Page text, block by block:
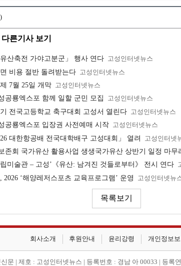
른기사 보기
유산축전 가야고분군」 행사 연다 고성인터넷뉴스
비용 절반 돌려받는다 고성인터넷뉴스
7월 25일 개막 고성인터넷뉴스
공룡엑스포 함께 일할 군민 모집
고성인터넷뉴스
전국고등학교 축구대회 고성서 열린다 고성인터넷뉴스
공룡엑스포 입장권 사전예매 시작 고성인터넷뉴스
대한항공배 전국대학배구 고성대회」 열려
고성인터넷
존회 국가유산 활용사업 생생국가유산 상반기 일정 마무
미술관 – 고성’《유산: 남겨진 것들로부터》 전시 연다
2026 ‘해양레저스포츠 교육프로그램’ 운영
고성인터넷뉴
회사소개 후원안내 윤리강령 개인정보
문 | 제호 : 고성인터넷뉴스 | 등록번호 : 경남 아 00033 | 등록